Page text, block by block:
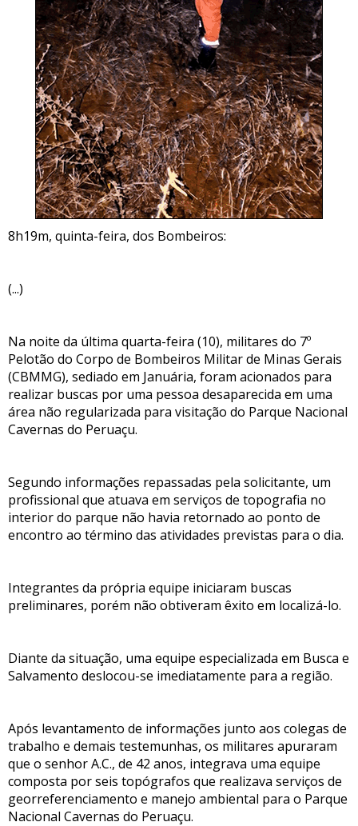
8h19m, quinta-feira, dos Bombeiros:
(...)
Na noite da última quarta-feira (10), militares do 7º
Pelotão do Corpo de Bombeiros Militar de Minas Gerais
(CBMMG), sediado em Januária, foram acionados para
realizar buscas por uma pessoa desaparecida em uma
área não regularizada para visitação do Parque Nacional
Cavernas do Peruaçu.
Segundo informações repassadas pela solicitante, um
profissional que atuava em serviços de topografia no
interior do parque não havia retornado ao ponto de
encontro ao término das atividades previstas para o dia.
Integrantes da própria equipe iniciaram buscas
preliminares, porém não obtiveram êxito em localizá-lo.
Diante da situação, uma equipe especializada em Busca e
Salvamento deslocou-se imediatamente para a região.
Após levantamento de informações junto aos colegas de
trabalho e demais testemunhas, os militares apuraram
que o senhor A.C., de 42 anos, integrava uma equipe
composta por seis topógrafos que realizava serviços de
georreferenciamento e manejo ambiental para o Parque
Nacional Cavernas do Peruaçu.